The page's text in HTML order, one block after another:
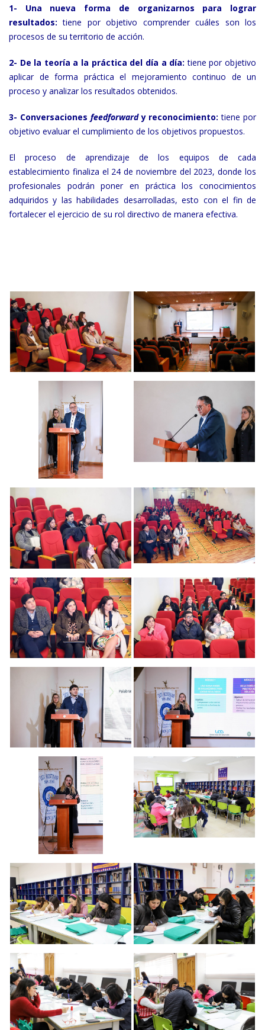
1- Una nueva forma de organizarnos para lograr
resultados: tiene por objetivo comprender cuáles son los
procesos de su territorio de acción.
2- De la teoría a la práctica del día a día: tiene por objetivo
aplicar de forma práctica el mejoramiento continuo de un
proceso y analizar los resultados obtenidos.
3- Conversaciones feedforwardy reconocimiento: tiene por
objetivo evaluar el cumplimiento de los objetivos propuestos.
El proceso de aprendizaje de los equipos de cada
establecimiento finaliza el 24 de noviembre del 2023, donde los
profesionales podrán poner en práctica los conocimientos
adquiridos y las habilidades desarrolladas, esto con el fin de
fortalecer el ejercicio de su rol directivo de manera efectiva.